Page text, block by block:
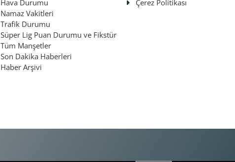
Hava Durumu
Namaz Vakitleri
Trafik Durumu
Süper Lig Puan Durumu ve Fikstür
Tüm Manşetler
Son Dakika Haberleri
Haber Arşivi
Çerez Politikası